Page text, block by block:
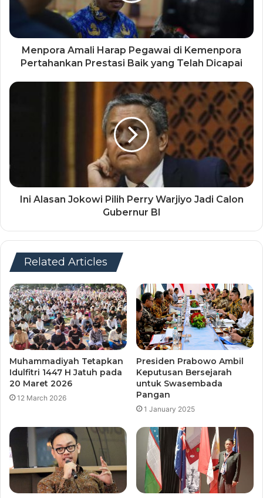
Menpora Amali Harap Pegawai di Kemenpora
Pertahankan Prestasi Baik yang Telah Dicapai
Ini Alasan Jokowi Pilih Perry Warjiyo Jadi Calon
Gubernur BI
Related Articles
Muhammadiyah Tetapkan
Idulfitri 1447 H Jatuh pada
20 Maret 2026
12 March 2026
Presiden Prabowo Ambil
Keputusan Bersejarah
untuk Swasembada
Pangan
1 January 2025